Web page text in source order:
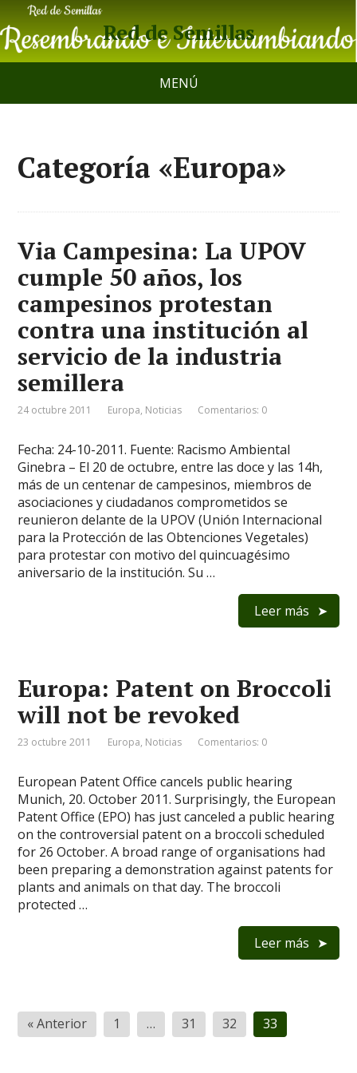
Red de Semillas
MENÚ
Categoría «Europa»
Via Campesina: La UPOV
cumple 50 años, los
campesinos protestan
contra una institución al
servicio de la industria
semillera
24 octubre 2011 Europa, Noticias Comentarios: 0
Fecha: 24-10-2011. Fuente: Racismo Ambiental
Ginebra – El 20 de octubre, entre las doce y las 14h,
más de un centenar de campesinos, miembros de
asociaciones y ciudadanos comprometidos se
reunieron delante de la UPOV (Unión Internacional
para la Protección de las Obtenciones Vegetales)
para protestar con motivo del quincuagésimo
aniversario de la institución. Su …
Leer más
Europa: Patent on Broccoli
will not be revoked
23 octubre 2011 Europa, Noticias Comentarios: 0
European Patent Office cancels public hearing
Munich, 20. October 2011. Surprisingly, the European
Patent Office (EPO) has just canceled a public hearing
on the controversial patent on a broccoli scheduled
for 26 October. A broad range of organisations had
been preparing a demonstration against patents for
plants and animals on that day. The broccoli
protected …
Leer más
Navegación
de
« Anterior 1 … 31 32 33